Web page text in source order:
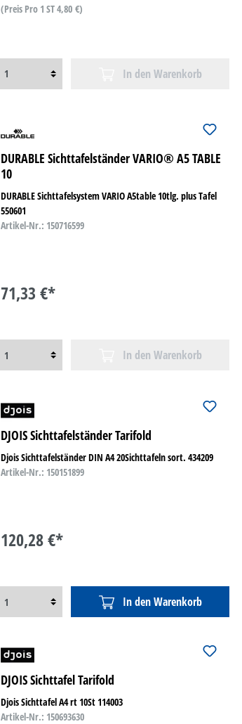
(Preis Pro 1 ST 4,80 €)
In den Warenkorb
DURABLE Sichttafelständer VARIO® A5 TABLE
10
DURABLE Sichttafelsystem VARIO A5table 10tlg. plus Tafel
550601
Artikel-Nr.: 150716599
71,33 €*
In den Warenkorb
DJOIS Sichttafelständer Tarifold
Djois Sichttafelständer DIN A4 20Sichttafeln sort. 434209
Artikel-Nr.: 150151899
120,28 €*
In den Warenkorb
DJOIS Sichttafel Tarifold
Djois Sichttafel A4 rt 10St 114003
Artikel-Nr.: 150693630